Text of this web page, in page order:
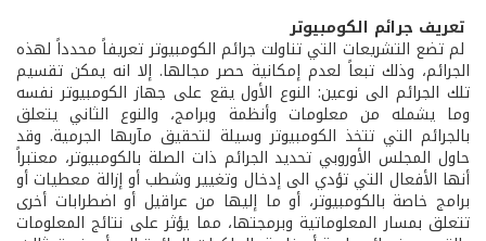
تعريف جرائم الكومبيوتر
لم تضع التشريعات التي تناولت جرائم الكومبيوتر تعريفاً محدداً لهذه
الجرائم، وذلك تبعاً لعدم إمكانية حصر مجالها. إلا انه يمكن تقسيم
تلك الجرائم الى نوعين: النوع الأول يقع على جهاز الكومبيوتر نفسه
وما يشمله من معلومات وأنظمة وبرامج، والنوع الثاني يتعلق
بالجرائم التي تتخذ الكومبيوتر وسيلة لتحقيق مآربها الجرمية. وقد
حاول المجلس الأوروبي تحديد الجرائم ذات الصلة بالكومبيوتر، معتبراً
أنها الأفعال التي تؤدي الى إدخال وتغيير وشطب أو إزالة معطيات أو
برامج خاصة بالكومبيوتر، أو ما إليها من عراقيل أو اضطرابات أخرى
تتعلق بمسار المعلوماتية وبرمجتها، مما يؤثر على نتائج المعلومات